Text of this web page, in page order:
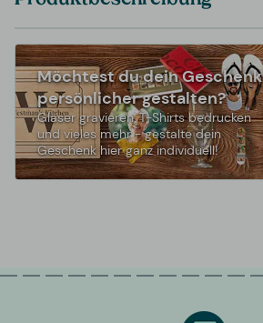
Möchtest du dein Geschenk
persönlicher gestalten?
Gläser gravieren, T-Shirts bedrucken
und vieles mehr - gestalte dein
Geschenk hier ganz individuell!